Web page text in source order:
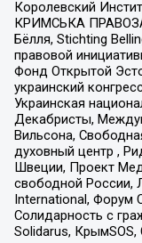
Королевский
КРИМСЬКА
Бёлля, Stichting
правовой
Фонд Открытой
украинский
Украинская
Декабристы,
Вильсона,
духовный центр ,
Швеции, Проект
свободной России,
International, Форум
Солидарность с
Solidarus, КрымSOS,